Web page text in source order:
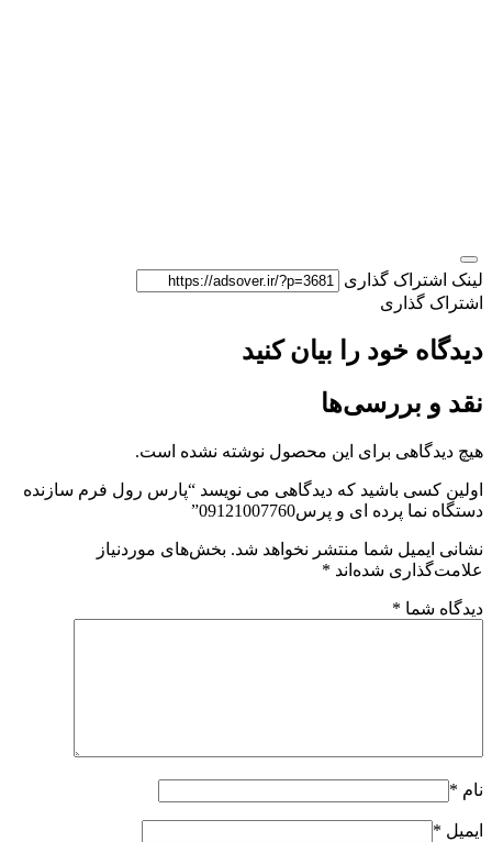
لینک اشتراک گذاری
اشتراک گذاری
دیدگاه خود را بیان کنید
نقد و بررسی‌ها
هیچ دیدگاهی برای این محصول نوشته نشده است.
اولین کسی باشید که دیدگاهی می نویسد “پارس رول فرم سازنده
دستگاه نما پرده ای و پرس09121007760”
نشانی ایمیل شما منتشر نخواهد شد. بخش‌های موردنیاز
علامت‌گذاری شده‌اند *
دیدگاه شما *
نام *
ایمیل *